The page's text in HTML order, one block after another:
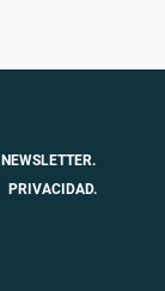
NEWSLETTER.
PRIVACIDAD.